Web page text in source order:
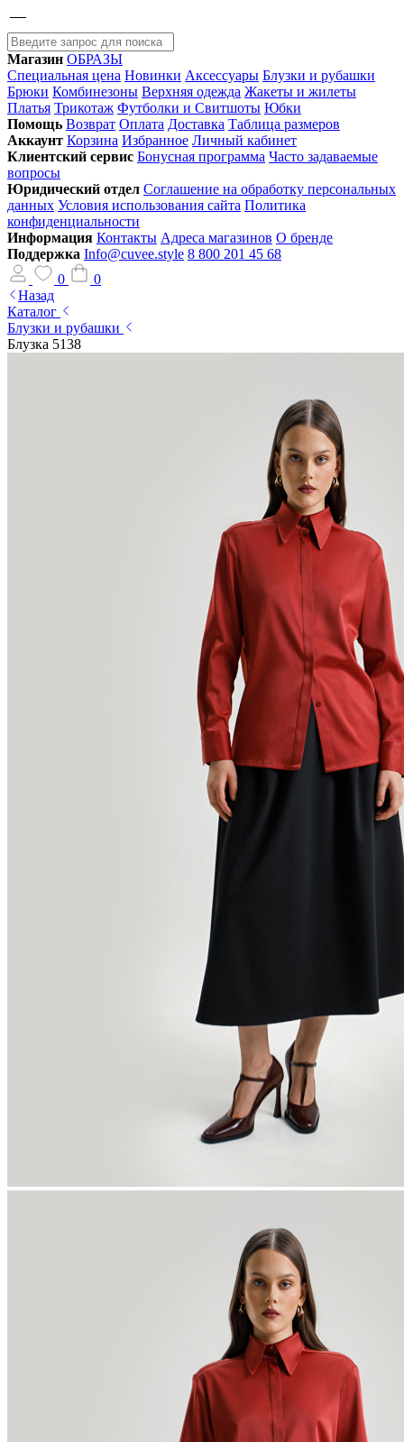
Магазин ОБРАЗЫ
Специальная цена Новинки Аксессуары Блузки и рубашки
Брюки Комбинезоны Верхняя одежда Жакеты и жилеты
Платья Трикотаж Футболки и Свитшоты Юбки
Помощь Возврат Оплата Доставка Таблица размеров
Аккаунт Корзина Избранное Личный кабинет
Клиентский сервис Бонусная программа Часто задаваемые
вопросы
Юридический отдел Соглашение на обработку персональных
данных Условия использования сайта Политика
конфиденциальности
Информация Контакты Адреса магазинов О бренде
Поддержка Info@cuvee.style 8 800 201 45 68
0
0
Назад
Каталог
Блузки и рубашки
Блузка 5138